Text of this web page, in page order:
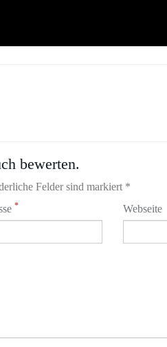
bewerten.
Felder sind markiert *
* Webseite